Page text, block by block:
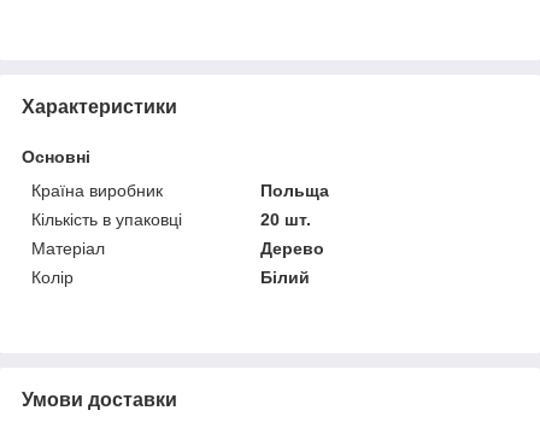
Характеристики
Основні
Країна виробник
Польща
Кількість в упаковці
20 шт.
Матеріал
Дерево
Колір
Білий
Умови доставки